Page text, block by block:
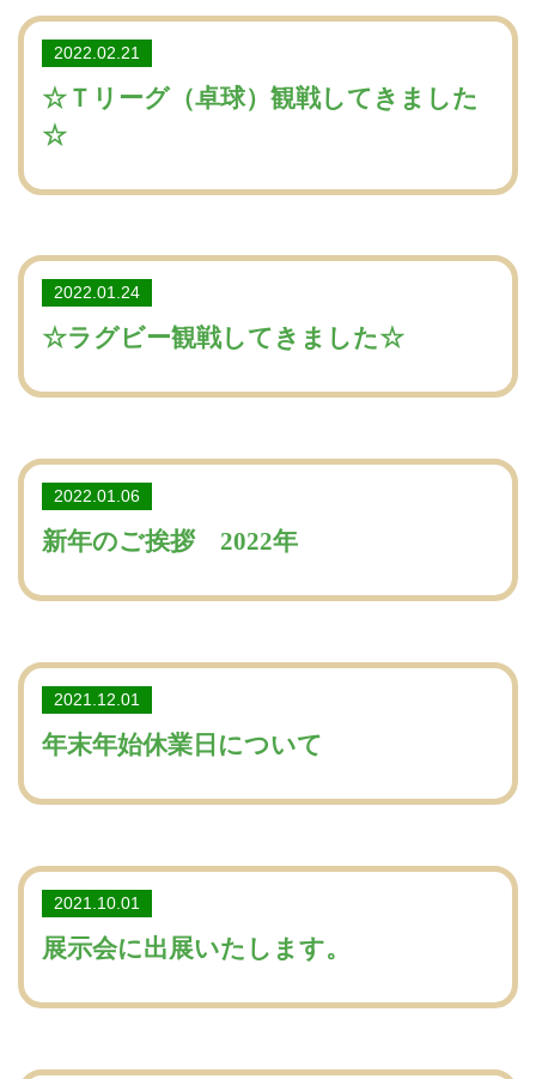
2022.02.21
☆Ｔリーグ（卓球）観戦してきました
☆
2022.01.24
☆ラグビー観戦してきました☆
2022.01.06
新年のご挨拶 2022年
2021.12.01
年末年始休業日について
2021.10.01
展示会に出展いたします。